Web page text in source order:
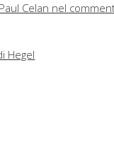
Celan nel
Hegel